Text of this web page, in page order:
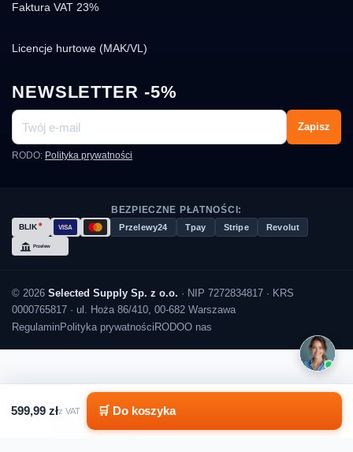
Faktura VAT 23%
Licencje hurtowe (MAK/VL)
NEWSLETTER -5%
Zapisz
RODO: Polityka prywatności
BEZPIECZNE PŁATNOŚCI:
Przelewy24 Tpay Stripe Revolut
© 2026 Selected Supply Sp. z o.o. · NIP 7272834817 · KRS
0000765817 · ul. Hoża 86/410, 00-682 Warszawa
RegulaminPolityka prywatności RODOO nas
599,99 złz VAT
🛒 Do koszyka
Do koszyka